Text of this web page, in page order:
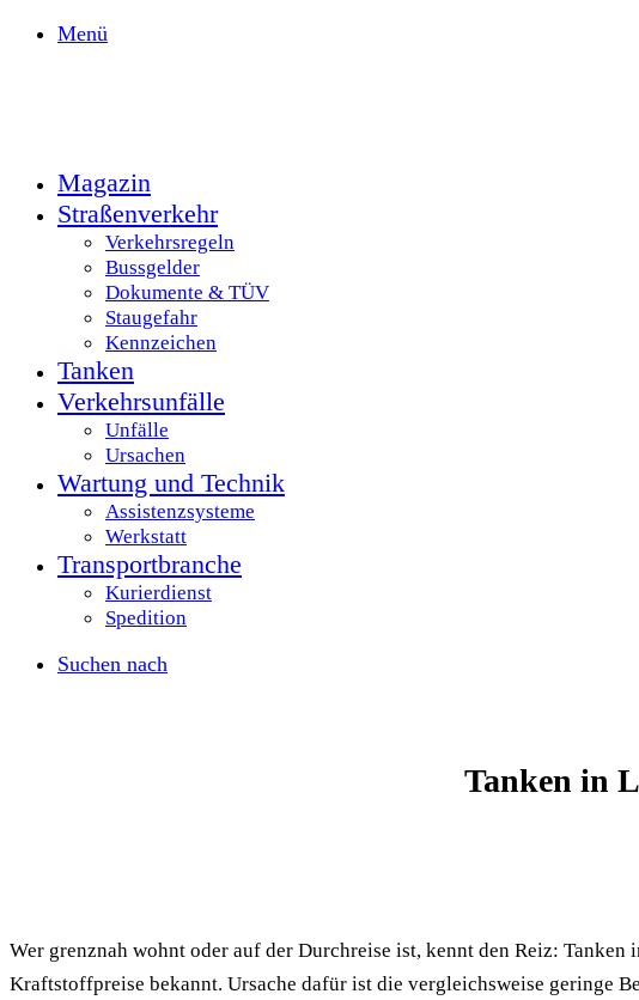
Menü
Magazin
Straßenverkehr
Verkehrsregeln
Bussgelder
Dokumente & TÜV
Staugefahr
Kennzeichen
Tanken
Verkehrsunfälle
Unfälle
Ursachen
Wartung und Technik
Assistenzsysteme
Werkstatt
Transportbranche
Kurierdienst
Spedition
Suchen nach
Tanken in
Wer grenznah wohnt oder auf der Durchreise ist, kennt den Reiz:
Kraftstoffpreise bekannt. Ursache dafür ist die vergleichsweise geringe